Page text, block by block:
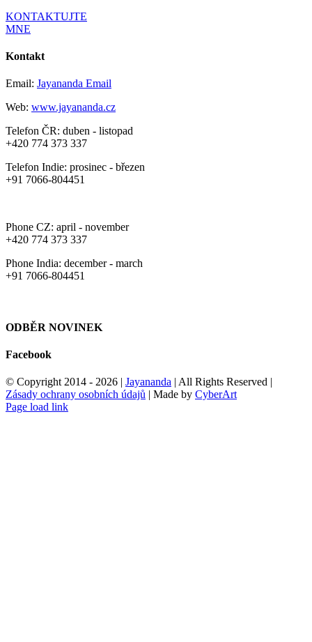
KONTAKTUJTE
MNE
Kontakt
Email: Jayananda Email
Web: www.jayananda.cz
Telefon ČR: duben - listopad
+420 774 373 337
Telefon Indie: prosinec - březen
+91 7066-804451
Phone CZ: april - november
+420 774 373 337
Phone India: december - march
+91 7066-804451
ODBĚR NOVINEK
Facebook
© Copyright 2014 - 2026 | Jayananda | All Rights Reserved |
Zásady ochrany osobních údajů | Made by CyberArt
Facebook
Page load link